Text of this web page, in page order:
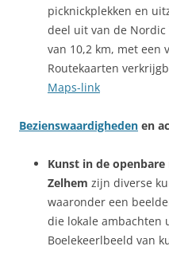
picknickplekken en
deel uit van de
van 10,2 km, met een
Routekaarten
Maps-link
Bezienswaardigheden en
Kunst in de
Zelhem zijn diverse
waaronder een
die lokale ambachten
Boelekeerlbeeld van